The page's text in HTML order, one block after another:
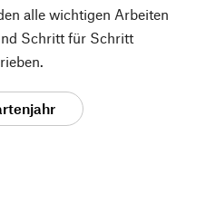
alle wichtigen Arbeiten
Schritt für Schritt